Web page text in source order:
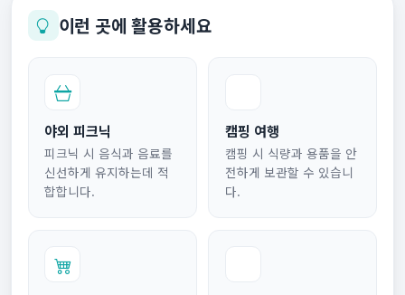
이런 곳에 활용하세요
야외 피크닉
피크닉 시 음식과 음료를
신선하게 유지하는데 적
합합니다.
캠핑 여행
캠핑 시 식량과 용품을 안
전하게 보관할 수 있습니
다.